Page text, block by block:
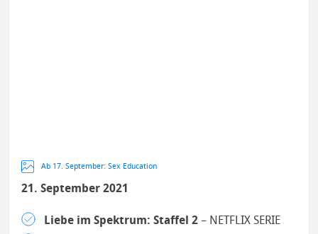
Ab 17. September: Sex Education
21. September 2021
Liebe im Spektrum: Staffel 2 – NETFLIX SERIE